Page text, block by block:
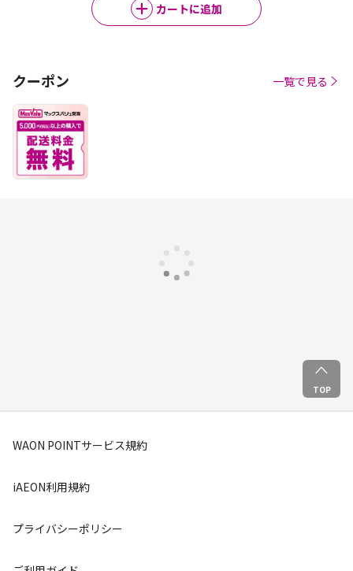
カートに追加
クーポン 一覧で見る
TOP
WAON POINTサービス規約
iAEON利用規約
プライバシーポリシー